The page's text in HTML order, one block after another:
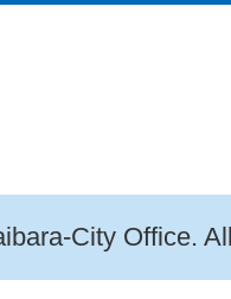
City Office.